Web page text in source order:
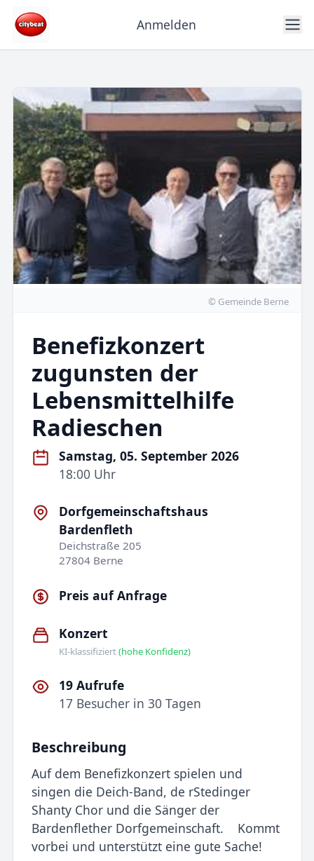
Anmelden
© Gemeinde Berne
Benefizkonzert
zugunsten der
Lebensmittelhilfe
Radieschen
Samstag, 05. September 2026
18:00 Uhr
Dorfgemeinschaftshaus
Bardenfleth
Deichstraße 205
27804 Berne
Preis auf Anfrage
Konzert
KI-klassifiziert(hohe Konfidenz)
19 Aufrufe
17 Besucher in 30 Tagen
Beschreibung
Auf dem Benefizkonzert spielen und
singen die Deich-Band, de rStedinger
Shanty Chor und die Sänger der
Bardenflether Dorfgemeinschaft. Kommt
vorbei und unterstützt eine gute Sache!